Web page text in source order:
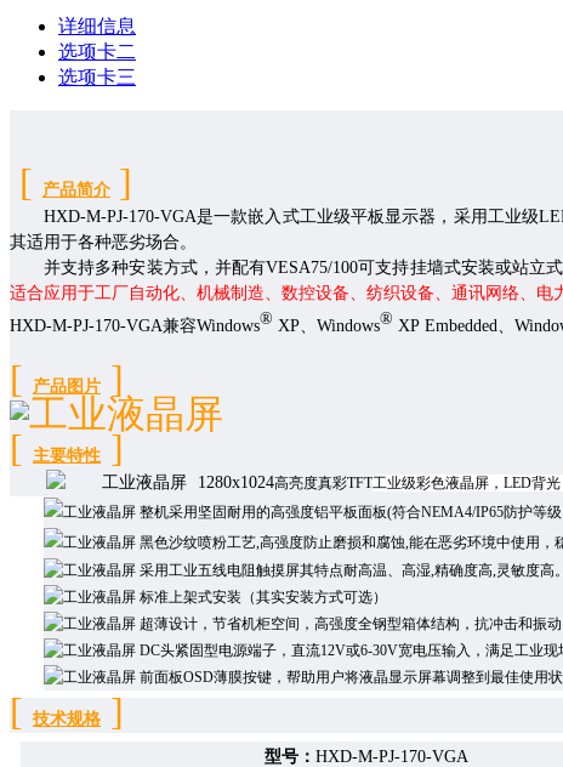
详细信息
选项卡二
选项卡三
[ 产品简介 ]
HXD-M-PJ-1 70-VGA是一款嵌入 式工业级平板显示器，采用工业级
其适用于各种恶劣场合。
并支持多种安装方式，并配有VESA75/100可支持挂墙式安装或站立
适合应用于工厂自动化、机械制造、数控设备、纺织设备、通讯网络、电
HXD-M-PJ-1 70-VGA兼容Windows® XP Windows® XP Embedded
[ 产品图片 ]
[
主要特性 ]
1280x1024高亮度真彩TFT工业级彩色液晶屏，LED背光
整机采用坚固耐用的高强度铝平板面板(符合NEMA4/IP65防护等
黑色沙纹喷粉工艺,高强度防止磨损和腐蚀,能在恶劣环境中使用，
采用工业五线电阻触摸屏其特点耐高温、高湿,精确度高,灵敏度高。
标准上架式安装（其实安装方式可选）
超薄设计，节省机柜空间，高强度全钢型箱体结构，抗冲击和振动
DC头紧固型电源端子，直流12V或6-30V宽电压输入，满足工业现
前面板OSD薄膜按键，帮助用户将液晶显示屏幕调整到最佳使用
[技术规格 ]
型号： HXD-M-PJ-1 70-VGA